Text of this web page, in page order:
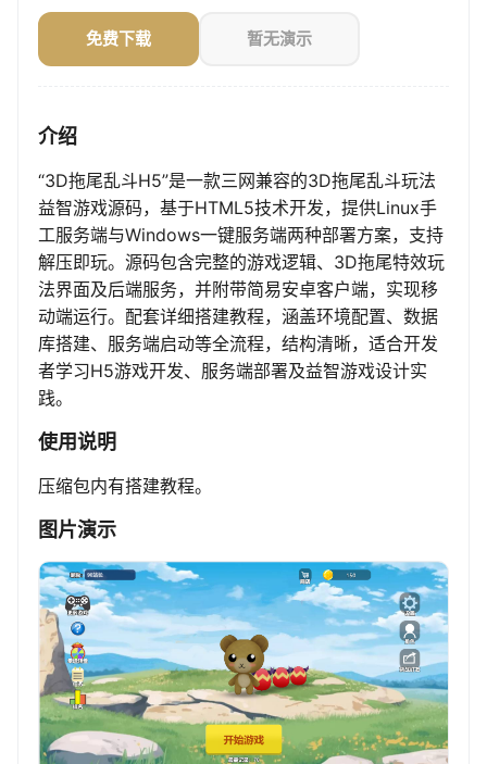
免费下载 暂无演示
介绍
“3D拖尾乱斗H5”是一款三网兼容的3D拖尾乱斗玩法
益智游戏源码，基于HTML5技术开发，提供Linux手
工服务端与Windows一键服务端两种部署方案，支持
解压即玩。源码包含完整的游戏逻辑、3D拖尾特效玩
法界面及后端服务，并附带简易安卓客户端，实现移
动端运行。配套详细搭建教程，涵盖环境配置、数据
库搭建、服务端启动等全流程，结构清晰，适合开发
者学习H5游戏开发、服务端部署及益智游戏设计实
践。
使用说明
压缩包内有搭建教程。
图片演示